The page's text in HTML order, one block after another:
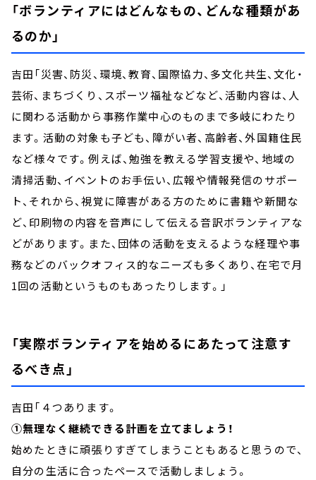
「ボランティアにはどんなもの、どんな種類があ
るのか」
吉田「災害、防災、環境、教育、国際協力、多文化共生、文化・
芸術、まちづくり、スポーツ福祉などなど、活動内容は、人
に関わる活動から事務作業中心のものまで多岐にわたり
ます。活動の対象も子ども、障がい者、高齢者、外国籍住民
など様々です。例えば、勉強を教える学習支援や、地域の
清掃活動、イベントのお手伝い、広報や情報発信のサポー
ト、それから、視覚に障害がある方のために書籍や新聞な
ど、印刷物の内容を音声にして伝える音訳ボランティアな
どがあります。また、団体の活動を支えるような経理や事
務などのバックオフィス的なニーズも多くあり、在宅で月
1回の活動というものもあったりします。」
「実際ボランティアを始めるにあたって注意す
るべき点」
吉田「４つあります。
①無理なく継続できる計画を立てましょう！
始めたときに頑張りすぎてしまうこともあると思うので、
自分の生活に合ったペースで活動しましょう。